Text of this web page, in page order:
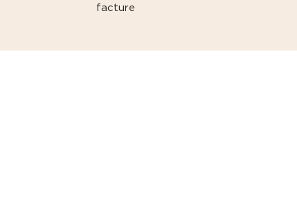
facture